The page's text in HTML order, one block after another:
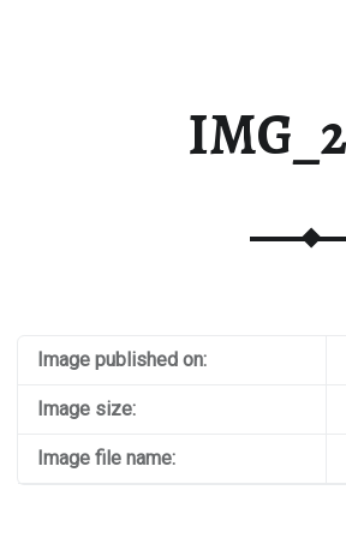
Image published on:
Image size:
Image file name: